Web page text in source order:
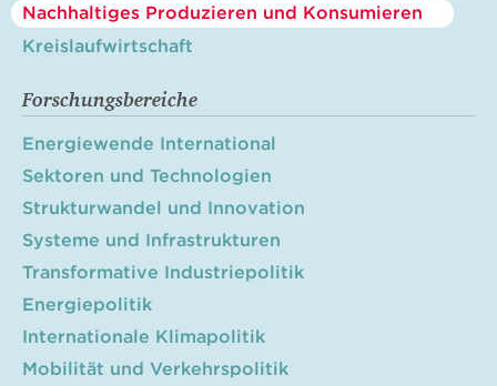
Nachhaltiges Produzieren und Konsumieren
Kreislaufwirtschaft
Forschungsbereiche
Energiewende International
Sektoren und Technologien
Strukturwandel und Innovation
Systeme und Infrastrukturen
Transformative Industriepolitik
Energiepolitik
Internationale Klimapolitik
Mobilität und Verkehrspolitik